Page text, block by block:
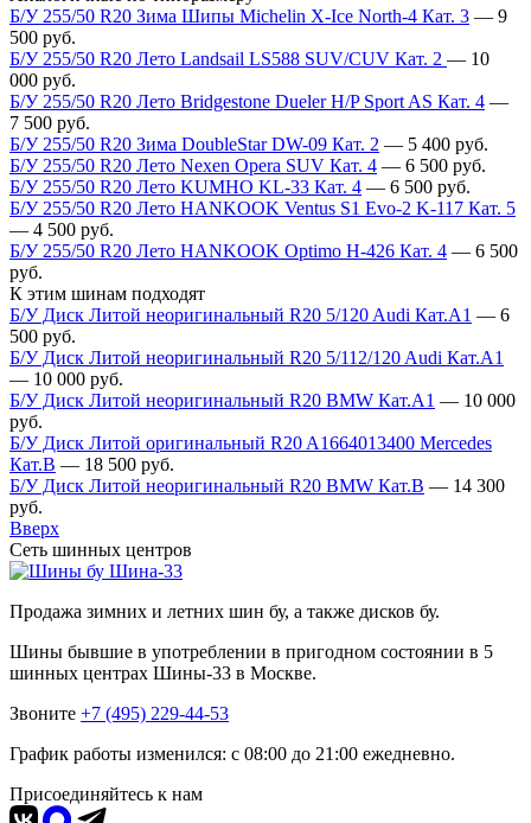
Б/У 255/50 R20 Зима Шипы Michelin X-Ice North-4 Кат. 3 — 9
500 руб.
Б/У 255/50 R20 Лето Landsail LS588 SUV/CUV Кат. 2 — 10
000 руб.
Б/У 255/50 R20 Лето Bridgestone Dueler H/P Sport AS Кат. 4 —
7 500 руб.
Б/У 255/50 R20 Зима DoubleStar DW-09 Кат. 2 — 5 400 руб.
Б/У 255/50 R20 Лето Nexen Opera SUV Кат. 4 — 6 500 руб.
Б/У 255/50 R20 Лето KUMHO KL-33 Кат. 4 — 6 500 руб.
Б/У 255/50 R20 Лето HANKOOK Ventus S1 Evo-2 K-117 Кат. 5
— 4 500 руб.
Б/У 255/50 R20 Лето HANKOOK Optimo H-426 Кат. 4 — 6 500
руб.
К этим шинам подходят
Б/У Диск Литой неоригинальный R20 5/120 Audi Кат.А1 — 6
500 руб.
Б/У Диск Литой неоригинальный R20 5/112/120 Audi Кат.А1
— 10 000 руб.
Б/У Диск Литой неоригинальный R20 BMW Кат.А1 — 10 000
руб.
Б/У Диск Литой оригинальный R20 A1664013400 Mercedes
Кат.В — 18 500 руб.
Б/У Диск Литой неоригинальный R20 BMW Кат.В — 14 300
руб.
Вверх
Сеть шинных центров
Шина-33
Продажа зимних и летних шин бу, а также дисков бу.
Шины бывшие в употреблении в пригодном состоянии в 5
шинных центрах Шины-33 в Москве.
Звоните +7 (495) 229-44-53
График работы изменился: с 08:00 до 21:00 ежедневно.
Присоединяйтесь к нам